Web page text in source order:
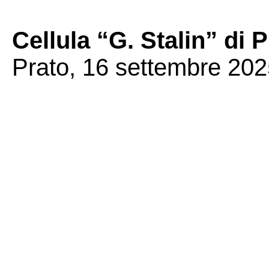
Cellula “G. Stalin” di
Prato, 16 settembre